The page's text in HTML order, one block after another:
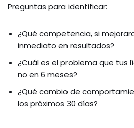
Preguntas para identificar:
¿Qué competencia, si
inmediato en resultados?
¿Cuál es el problema que tus
no en 6 meses?
¿Qué cambio de
los próximos 30 días?